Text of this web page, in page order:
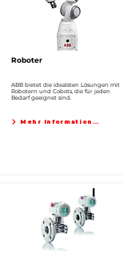
Roboter
ABB bietet die idealsten Lösungen mit
Robotern und Cobots, die für jeden
Bedarf geeignet sind.
Mehr Informationen